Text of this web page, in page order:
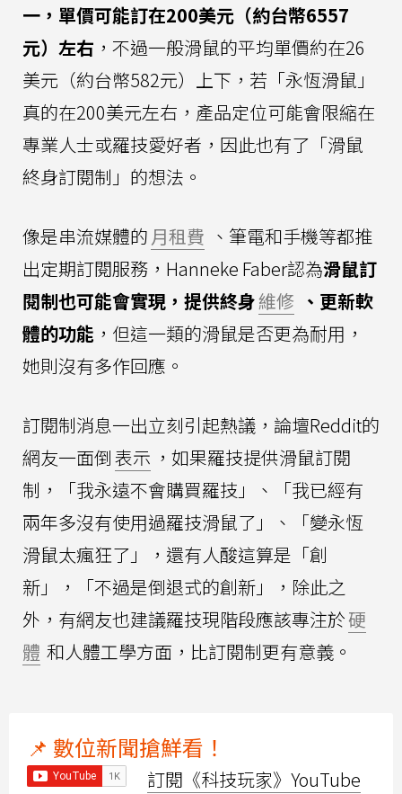
一，單價可能訂在200美元（約台幣6557
元）左右 ，不過一般滑鼠的平均單價約在26
美元（約台幣582元）上下，若「永恆滑鼠」
真的在200美元左右，產品定位可能會限縮在
專業人士或羅技愛好者，因此也有了「滑鼠
終身訂閱制」的想法。
像是串流媒體的 月租費 、筆電和手機等都推
出定期訂閱服務，Hanneke Faber認為滑鼠訂
閱制也可能會實現，提供終身維修 、更新軟
體的功能 ，但這一類的滑鼠是否更為耐用，
她則沒有多作回應。
訂閱制消息一出立刻引起熱議，論壇Reddit的
網友一面倒表示 ，如果羅技提供滑鼠訂閱
制，「我永遠不會購買羅技」、「我已經有
兩年多沒有使用過羅技滑鼠了」、「變永恆
滑鼠太瘋狂了」，還有人酸這算是「創
新」，「不過是倒退式的創新」，除此之
外，有網友也建議羅技現階段應該專注於硬
體 和人體工學方面，比訂閱制更有意義。
📌 數位新聞搶鮮看！
訂閱《科技玩家》YouTube